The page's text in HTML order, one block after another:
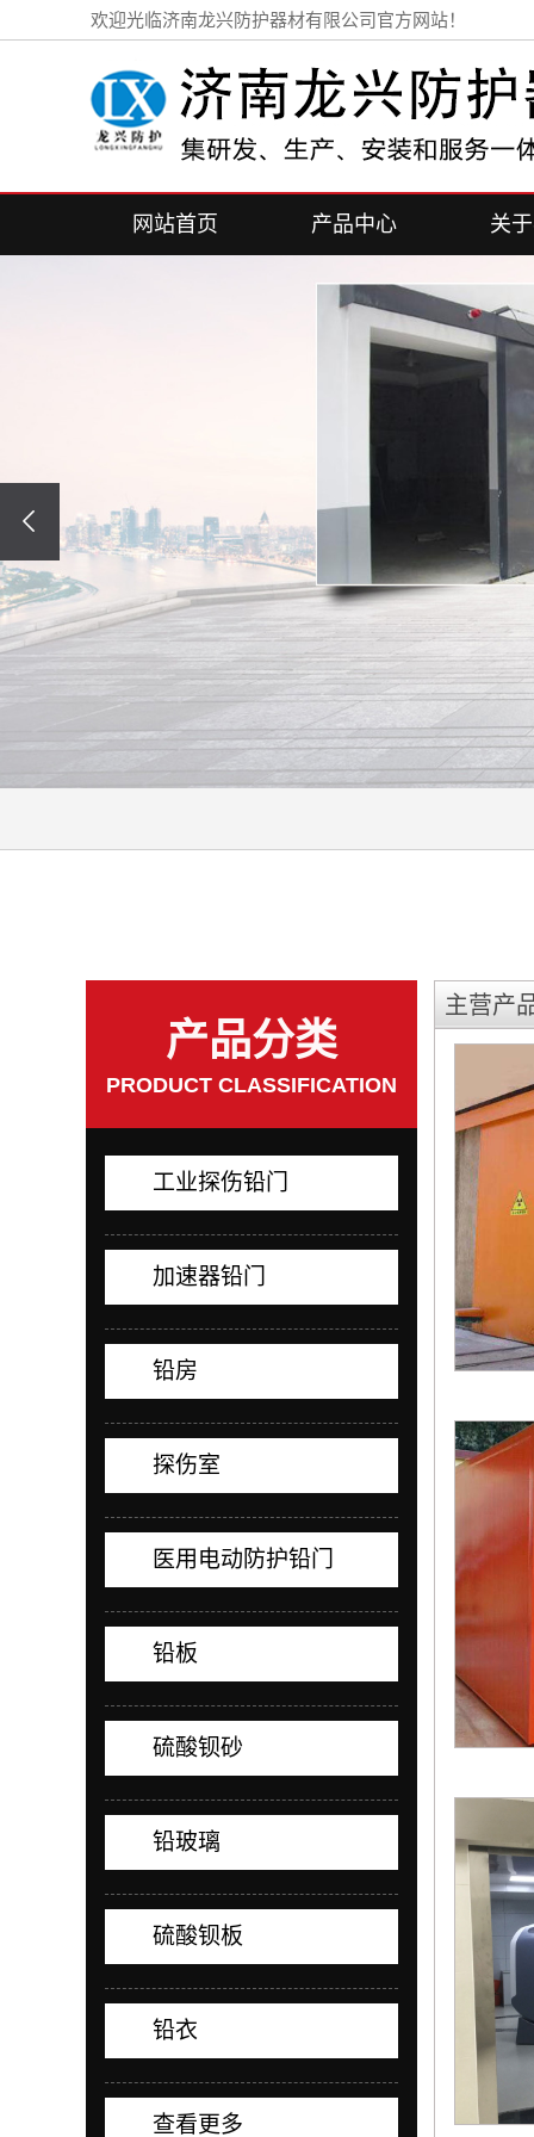
欢迎光临济南龙兴防护器材有限公司官方网站！
网站首页 产品中心
加速器铅门
铅板
铅玻璃
硫酸钡板
铅衣
关
联
产品分类
PRODUCT CLASSIFICATION
工业探伤铅门
加速器铅门
铅房
探伤室
医用电动防护铅门
铅板
硫酸钡砂
铅玻璃
硫酸钡板
铅衣
查看更多
主营产